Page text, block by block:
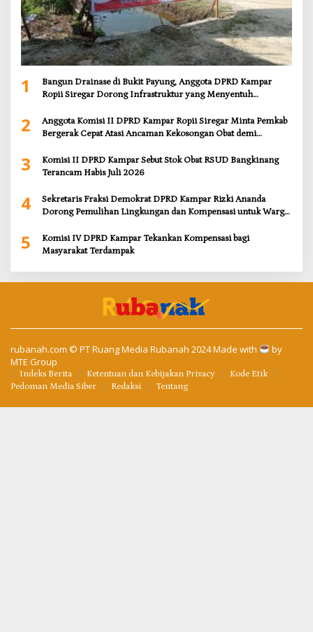
1
Bangun Drainase di Bukit Payung, Anggota DPRD Kampar
Ropii Siregar Dorong Infrastruktur yang Menyentuh
2
Anggota Komisi II DPRD Kampar Ropii Siregar Minta Pemkab
Bergerak Cepat Atasi Ancaman Kekosongan Obat demi
3
Komisi II DPRD Kampar Sebut Stok Obat RSUD Bangkinang
Terancam Habis Juli 2026
4
Sekretaris Fraksi Demokrat DPRD Kampar Rizki Ananda
Dorong Pemulihan Lingkungan dan Kompensasi untuk Warga
5
Komisi IV DPRD Kampar Tekankan Kompensasi bagi
Masyarakat Terdampak
rubanah.com © PT Ruang Media Rubanah 2024 Made with
by
MTE Group
Indeks Berita Ketentuan dan Kebijakan Privacy
Kode Etik
Pedoman Media Siber
Redaksi Tentang